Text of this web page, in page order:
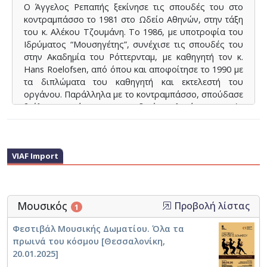
Ο Άγγελος Ρεπαπής ξεκίνησε τις σπουδές του στο
κοντραμπάσσο το 1981 στο Ωδείο Αθηνών, στην τάξη
του κ. Αλέκου Τζουμάνη. Το 1986, με υποτροφία του
Ιδρύματος “Μουσηγέτης”, συνέχισε τις σπουδές του
στην Ακαδημία του Ρόττερνταμ, με καθηγητή τον κ.
Hans Roelofsen, από όπου και απoφοίτησε το 1990 με
τα διπλώματα του καθηγητή και εκτελεστή του
οργάνου. Παράλληλα με το κοντραμπάσσο, σπούδασε
βιόλα ντα γκάμπα στην Ακαδημία Παλαιάς Μουσικής
VIAF Import
Μουσικός 1 Προβολή λίστας
Φεστιβάλ Μουσικής Δωματίου. Όλα τα
πρωινά του κόσμου [Θεσσαλονίκη,
20.01.2025]